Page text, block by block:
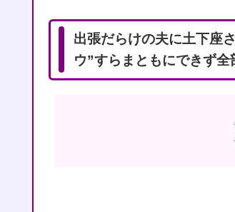
出張だらけの夫に土下座
ウ”すらまともにできず